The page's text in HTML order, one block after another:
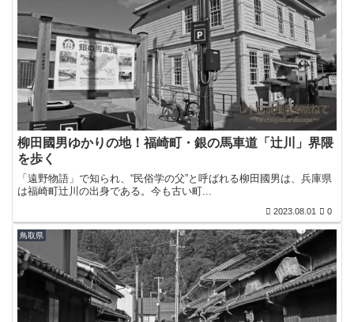
柳田國男ゆかりの地！福崎町・銀の馬車道「辻川」界隈
を歩く
「遠野物語」で知られ、“民俗学の父”と呼ばれる柳田國男は、兵庫県
は福崎町辻川の出身である。今も古い町...
2023.08.01 0
鳥取県